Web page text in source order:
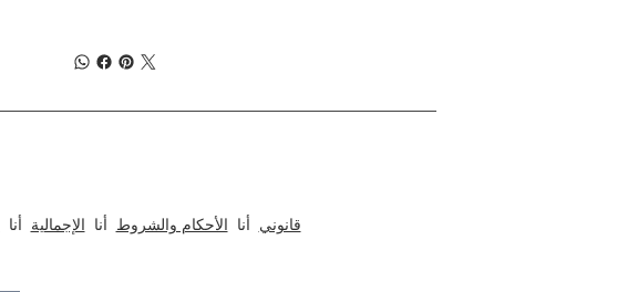
قانوني أنا الأحكام والشروط أنا الإجمالية أنا